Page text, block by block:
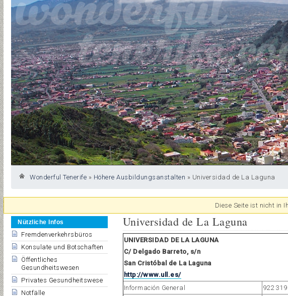
Wonderful Tenerife » Höhere Ausbildungsanstalten » Universidad de La Laguna
Diese Seite ist nicht in
Nützliche Infos
Fremdenverkehrsbüros
Konsulate und Botschaften
Öffentliches
Gesundheitswesen
Privates Gesundheitswese
Notfälle
Universidad de La Laguna
UNIVERSIDAD DE LA LAGUNA
C/ Delgado Barreto, s/n
San Cristóbal de La Laguna
http://www.ull.es/
Información General
922